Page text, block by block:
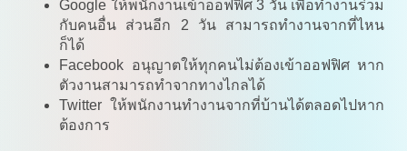
Google ให้พนักงานเข้าออฟฟิศ 3 วัน เพื่อทำงานร่วม
กับคนอื่น ส่วนอีก 2 วัน สามารถทำงานจากที่ไหน
ก็ได้
Facebook อนุญาตให้ทุกคนไม่ต้องเข้าออฟฟิศ หาก
ตัวงานสามารถทำจากทางไกลได้
Twitter ให้พนักงานทำงานจากที่บ้านได้ตลอดไปหาก
ต้องการ